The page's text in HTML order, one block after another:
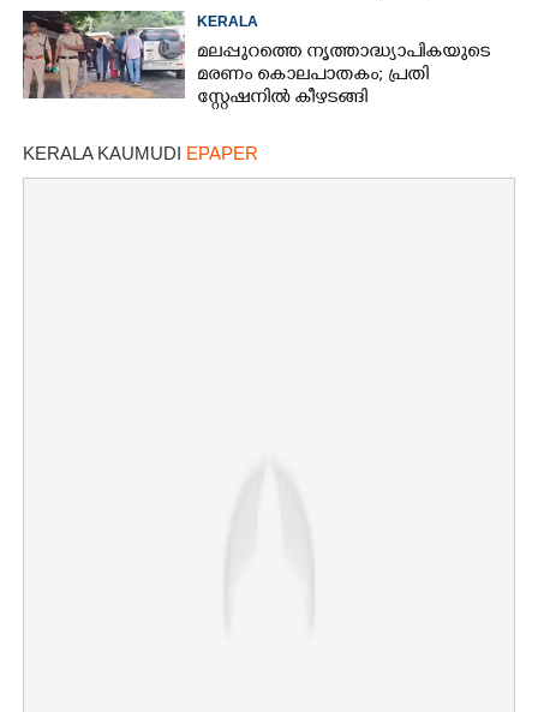
തെളിഞ്ഞത് വൻഗൂഢാലോചന
KERALA
മലപ്പുറത്തെ നൃത്താദ്ധ്യാപികയുടെ
മരണം കൊലപാതകം; പ്രതി
സ്റ്റേഷനിൽ കീഴടങ്ങി
KERALA KAUMUDI EPAPER